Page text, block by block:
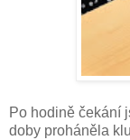
Po hodině čekání
doby proháněla